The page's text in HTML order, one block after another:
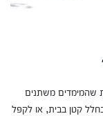
שהמימדים משתנים
קטן בבית, או לקפל